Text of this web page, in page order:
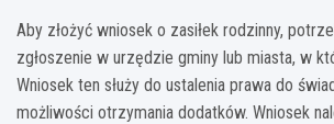
Aby złożyć wniosek o zasiłek rodzinny,
zgłoszenie w urzędzie gminy lub miasta, w
Wniosek ten służy do ustalenia prawa do
możliwości otrzymania dodatków. Wniosek